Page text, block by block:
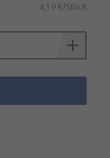
4,19 €/Stück